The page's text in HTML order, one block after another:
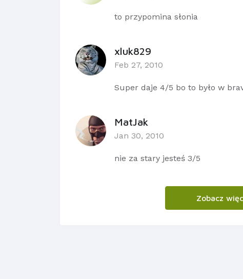
to przypomina słonia
xluk829
Feb 27, 2010
Super daje 4/5 bo to było w
MatJak
Jan 30, 2010
nie za stary jesteś 3/5
Zobacz